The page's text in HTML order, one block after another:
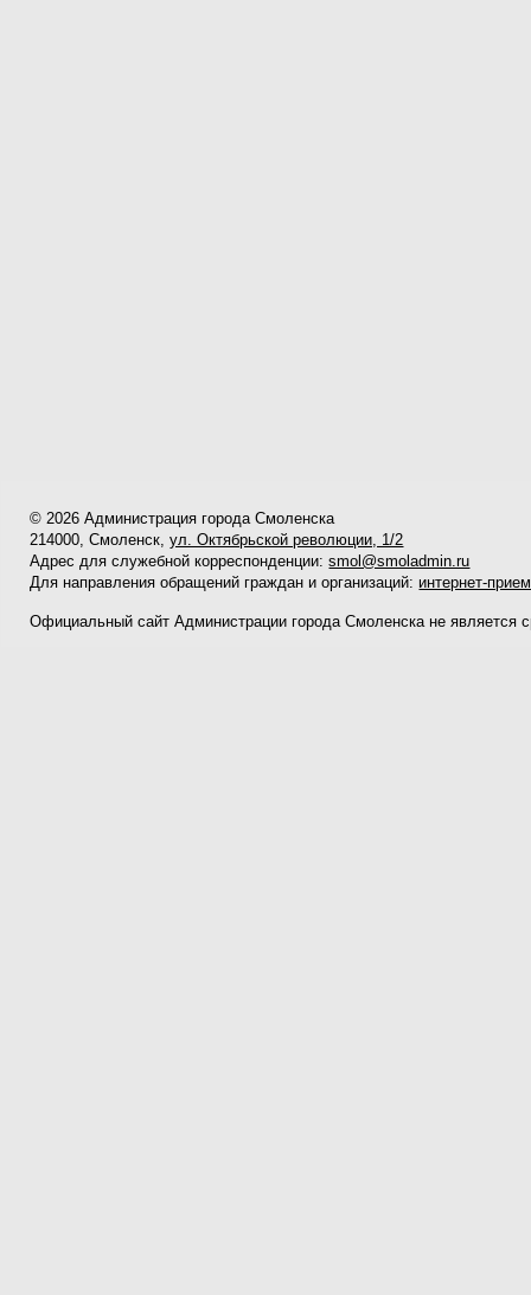
© 2026 Администрация города Смоленска
214000, Смоленск,ул. Октябрьской революции, 1/2
Адрес для служебной корреспонденции:smol@smoladmin.ru
Для направления обращений граждан и организаций: интернет-
Официальный сайт Администрации города Смоленска не является